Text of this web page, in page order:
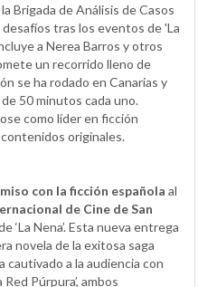
Brigada de Análisis de Casos
tras los eventos de 'La
a Nerea Barros y otros
un recorrido lleno de
se ha rodado en Canarias y
50 minutos cada uno.
como líder en ficción
originales.
con la ficción española al
de Cine de San
‘La Nena’. Esta nueva entrega
novela de la exitosa saga
cautivado a la audiencia con
Púrpura’, ambos